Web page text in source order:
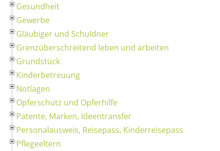
Gesundheit
Gewerbe
Gläubiger und Schuldner
Grenzüberschreitend leben und arbeiten
Grundstück
Kinderbetreuung
Notlagen
Opferschutz und Opferhilfe
Patente, Marken, Ideentransfer
Personalausweis, Reisepass, Kinderreisepass
Pflegeeltern